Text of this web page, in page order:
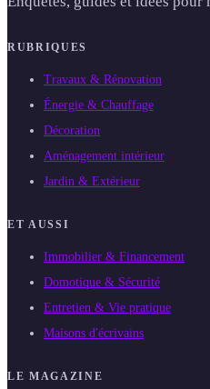
RUBRIQUES
Travaux & Rénovation
Énergie & Chauffage
Décoration
Aménagement intérieur
Jardin & Extérieur
ET AUSSI
Immobilier & Financement
Domotique & Sécurité
Entretien & Vie pratique
Maisons d'écrivains
LE MAGAZINE